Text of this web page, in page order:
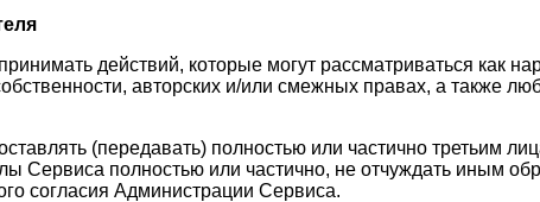
действий, которые могут рассматриваться
авторских и/или смежных правах, а также
(передавать) полностью или частично
Сервиса полностью или частично, не отчуждать иным
согласия Администрации Сервиса.